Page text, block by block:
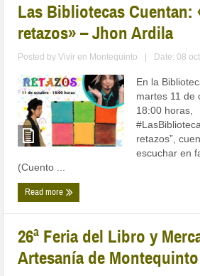
Las Bibliotecas Cuentan:
retazos» – Jhon Ardila
Posted byVivir en Montequinto Date: 08
En la
martes 11 de
18:00 horas,
retazos”,
escuchar en
(Cuento ...
Read more
26ª Feria del Libro y
Artesanía de Montequinto